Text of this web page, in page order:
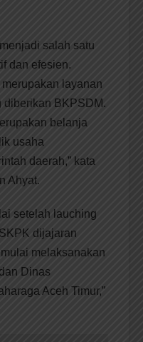
salah satu
dan efesien.
layanan
diberikan BKPSDM.
belanja
usaha
daerah,” kata
Ahyat.
setelah lauching
dijajaran
melaksanakan
Dinas
Aceh Timur,”